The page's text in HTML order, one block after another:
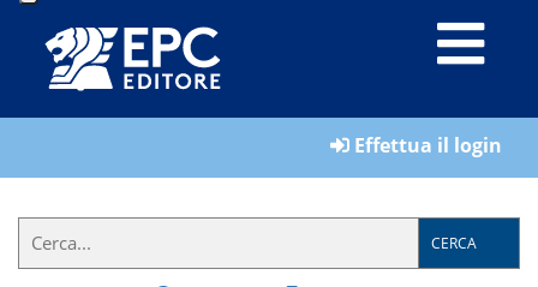
LIBRI
IL
FORMATORE
Effettua il login
CERCA